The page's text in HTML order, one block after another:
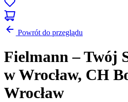
Powrót do przeglądu
Fielmann – Twój
w Wrocław, CH
Wrocław